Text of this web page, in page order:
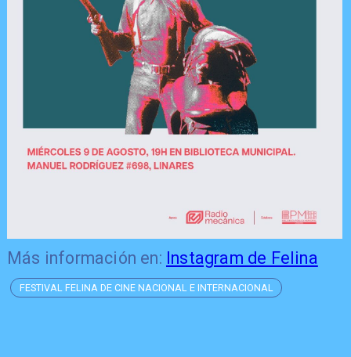
Más información en: Instagram de Felina
FESTIVAL FELINA DE CINE NACIONAL E INTERNACIONAL